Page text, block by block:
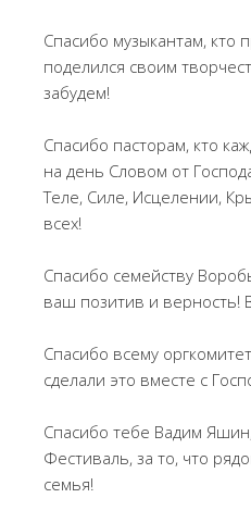
Спасибо музыкантам, кто
поделился своим
забудем!
Спасибо пасторам, кто
на день Словом от
Теле, Силе, Исцелении,
всех!
Спасибо семейству
ваш позитив и верность!
Спасибо всему
сделали это вместе с
Спасибо тебе Вадим
Фестиваль, за то, что
семья!